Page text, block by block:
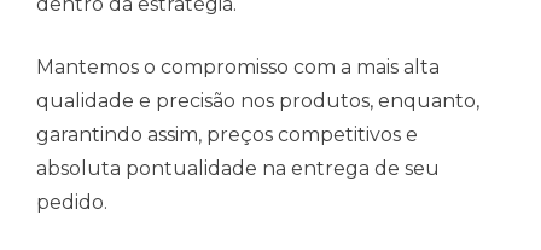
Mantemos o compromisso com a mais alta
qualidade e precisão nos produtos, enquanto,
garantindo assim, preços competitivos e
absoluta pontualidade na entrega de seu
pedido.